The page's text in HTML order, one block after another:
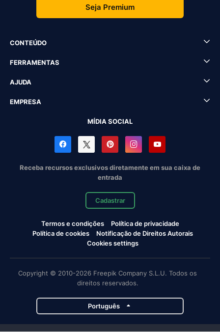
Seja Premium
CONTEÚDO
FERRAMENTAS
AJUDA
EMPRESA
MÍDIA SOCIAL
Receba recursos exclusivos diretamente em sua caixa de
entrada
Cadastrar
Termos e condições
Política de privacidade
Política de cookies
Notificação de Direitos Autorais
Cookies settings
Copyright © 2010-2026 Freepik Company S.L.U. Todos os
direitos reservados.
Português